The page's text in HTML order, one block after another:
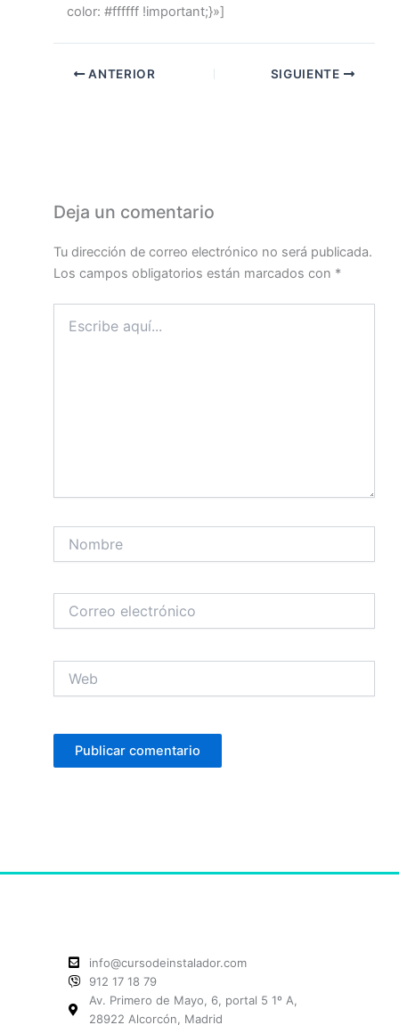
color: #ffffff !important;}»]
ANTERIOR SIGUIENTE
Deja un comentario
Tu dirección de correo electrónico no será publicada.
Los campos obligatorios están marcados con *
aquí...
electrónico
info@cursodeinstalador.com
912 17 18 79
Av. Primero de Mayo, 6, portal 5 1º A,
28922 Alcorcón, Madrid